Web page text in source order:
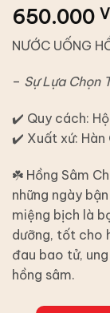
650.000
NƯỚC UỐNG
– Sự Lựa Chọn
✔️ Quy cách:
✔️ Xuất xứ: Hàn
☘️ Hồng Sâm
những ngày
miệng bịch là
dưỡng, tốt cho
đau bao tử,
hồng sâm.